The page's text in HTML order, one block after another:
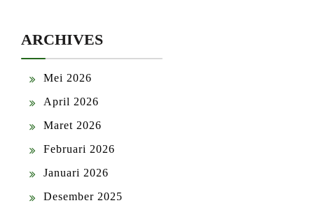
ARCHIVES
Mei 2026
April 2026
Maret 2026
Februari 2026
Januari 2026
Desember 2025